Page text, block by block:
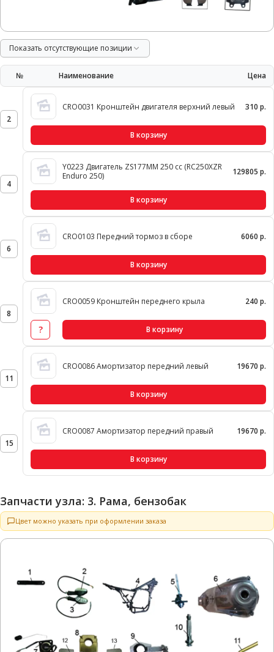
Показать отсутствующие позиции
№ Наименование Цена
2
CRO0031 Кронштейн двигателя верхний левый 310 р.
В корзину
4
Y0223 Двигатель ZS177MM 250 cc (RC250XZR
Enduro 250)
129805 р.
В корзину
6
CRO0103 Передний тормоз в сборе 6060 р.
В корзину
8
CRO0059 Кронштейн переднего крыла 240 р.
? В корзину
11
CRO0086 Амортизатор передний левый 19670 р.
В корзину
15
CRO0087 Амортизатор передний правый 19670 р.
В корзину
Запчасти узла: 3. Рама, бензобак
Цвет можно указать при оформлении заказа